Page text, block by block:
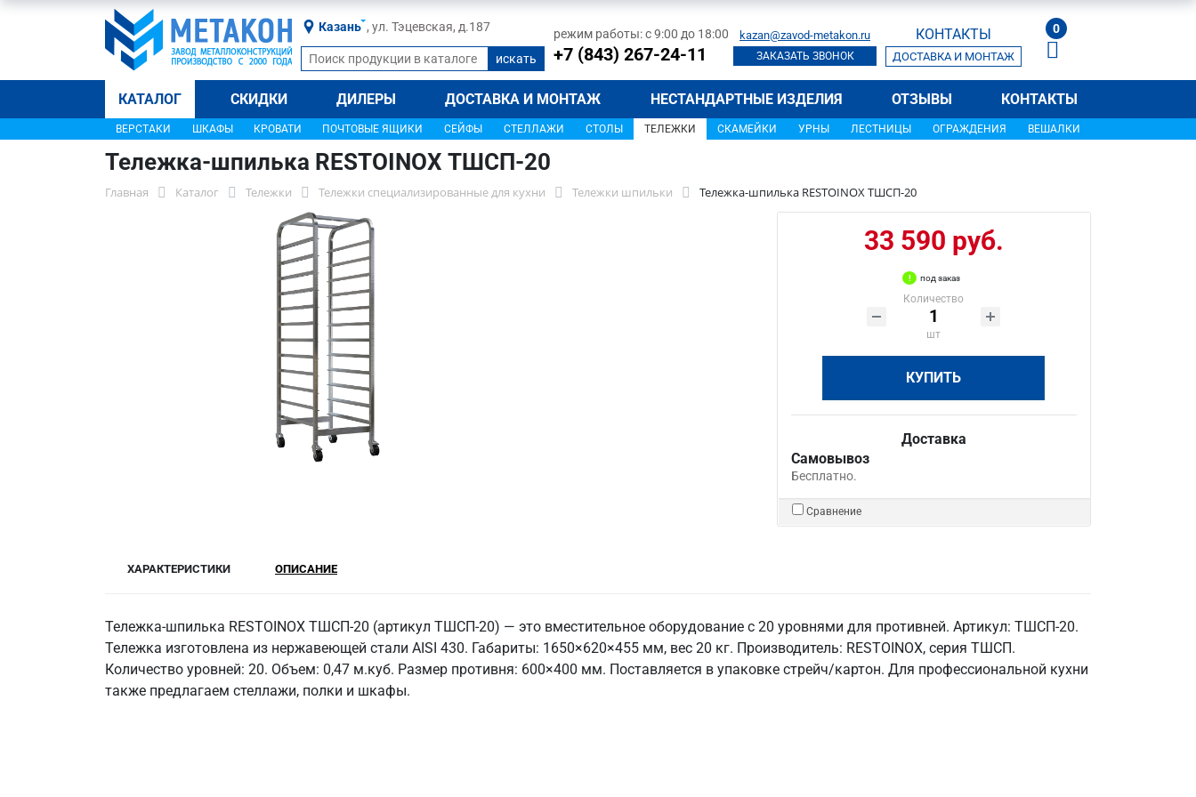
Казань , ул. Тэцевская, д.187 режим работы: с 9:00 до 18:00
+7 (843) 267-24-11
kazan@zavod-metakon.ru
ЗАКАЗАТЬ ЗВОНОК
КОНТАКТЫ
ДОСТАВКА И МОНТАЖ
0
КАТАЛОГ СКИДКИ ДИЛЕРЫ ДОСТАВКА И МОНТАЖ НЕСТАНДАРТНЫЕ ИЗДЕЛИЯ ОТЗЫВЫ КОНТАКТЫ
ВЕРСТАКИ ШКАФЫ КРОВАТИ ПОЧТОВЫЕ ЯЩИКИ СЕЙФЫ СТЕЛЛАЖИ СТОЛЫ ТЕЛЕЖКИ СКАМЕЙКИ УРНЫ ЛЕСТНИЦЫ ОГРАЖДЕНИЯ ВЕШАЛКИ
Тележка-шпилька RESTOINOX ТШCП-20
Главная Каталог Тележки Тележки специализированные для кухни Тележки шпильки Тележка-шпилька RESTOINOX ТШCП-20
33 590 руб.
под заказ
Количество
шт
КУПИТЬ
Доставка
Самовывоз
Бесплатно.
Сравнение
ХАРАКТЕРИСТИКИ ОПИСАНИЕ
Тележка-шпилька RESTOINOX ТШСП-20 (артикул ТШСП-20) — это вместительное оборудование с 20 уровнями для противней. Артикул: ТШСП-20.
Тележка изготовлена из нержавеющей стали AISI 430. Габариты: 1650×620×455 мм, вес 20 кг. Производитель: RESTOINOX, серия ТШСП.
Количество уровней: 20. Объем: 0,47 м.куб. Размер противня: 600×400 мм. Поставляется в упаковке стрейч/картон. Для профессиональной кухни
также предлагаем стеллажи, полки и шкафы.